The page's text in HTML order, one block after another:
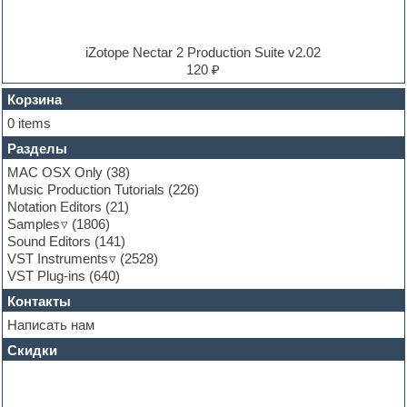
EXS24 Instruments
FL Studio
Flute
Folk samples
Fruityloops
Funk
Garritan
General MIDI kits
Guitar emulation
Guitar loops
Guitar processing and effects
Hands-up samples
Hardstyle
Heavy metal sample packs
Hip-hop
House music
Hypersonic
Jazz
iZotope Nectar 2 Production Suite v2.02
120 ₽
Корзина
0 items
Разделы
MAC OSX Only (38)
Music Production Tutorials (226)
Notation Editors (21)
Samples
(1806)
Sound Editors (141)
VST Instruments
(2528)
VST Plug-ins (640)
Контакты
Написать нам
Скидки